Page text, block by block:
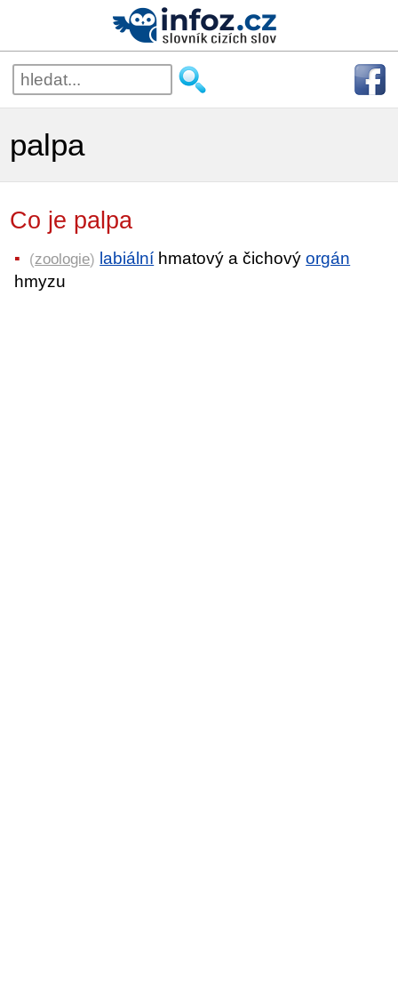
palpa
Co je palpa
(zoologie) labiální hmatový a čichovýorgán
hmyzu